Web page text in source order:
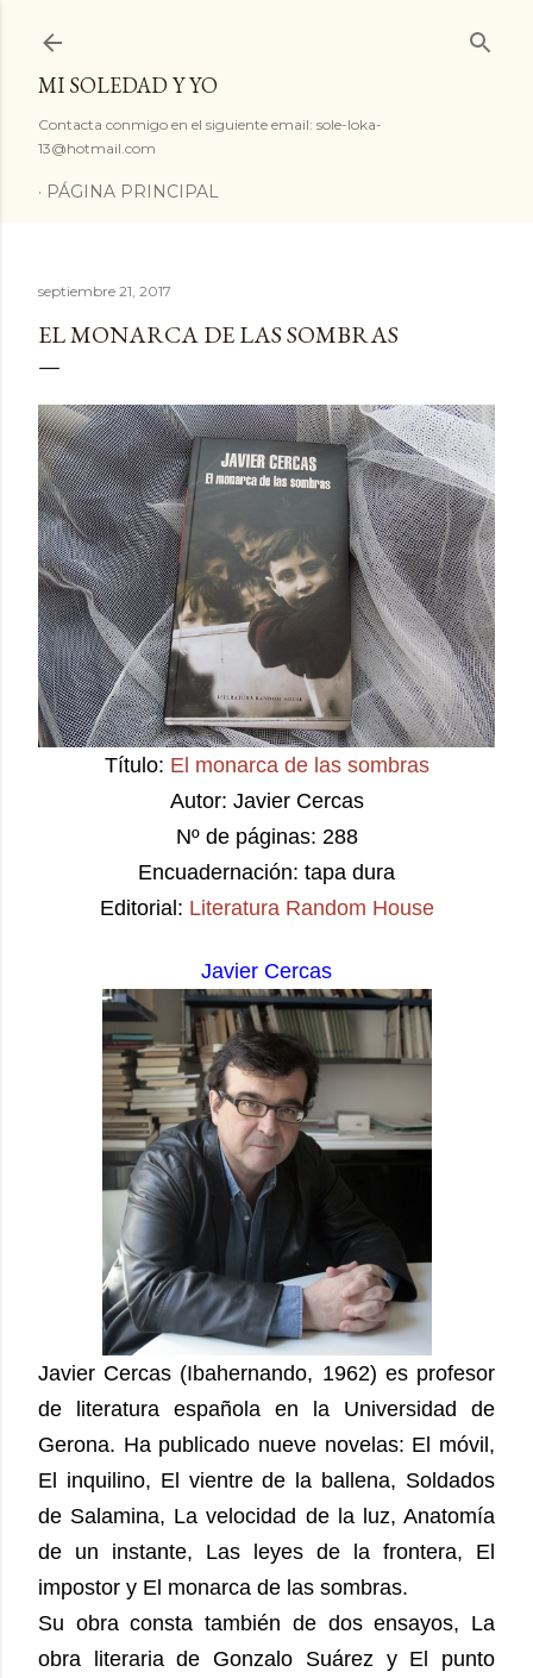
MI SOLEDAD Y YO
Contacta conmigo en el siguiente email: sole-loka-
13@hotmail.com
PÁGINA PRINCIPAL
septiembre 21, 2017
EL MONARCA DE LAS SOMBRAS
Título: El monarca de las sombras
Autor: Javier Cercas
Nº de páginas: 288
Encuadernación: tapa dura
Editorial: Literatura Random House
Javier Cercas
Javier Cercas (Ibahernando, 1962) es profesor
de literatura española en la Universidad de
Gerona. Ha publicado nueve novelas: El móvil,
El inquilino, El vientre de la ballena, Soldados
de Salamina, La velocidad de la luz, Anatomía
de un instante, Las leyes de la frontera, El
impostor y El monarca de las sombras.
Su obra consta también de dos ensayos, La
obra literaria de Gonzalo Suárez y El punto